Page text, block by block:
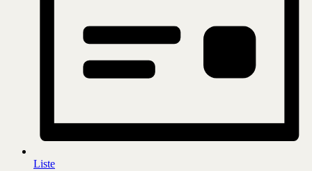
Liste